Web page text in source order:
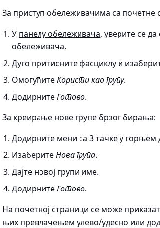
За приступ обележивачима са почетне
У панелу обележивача, уверите се
обележивача.
Дуго притисните фасциклу и
ОмогућитеКористи као групу.
ДодирнитеГотово.
За креирање нове групе брзог бирања:
Додирните мени са 3 тачке у горњем
ИзаберитеНова група.
Дајте новој групи име.
ДодирнитеГотово.
На почетној страници се може
њих превлачењем улево/удесно или